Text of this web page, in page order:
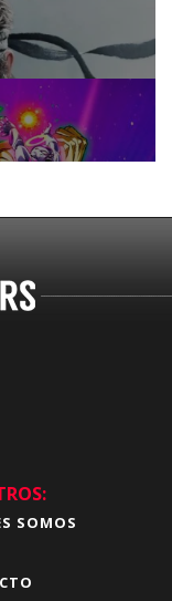
SOMOS